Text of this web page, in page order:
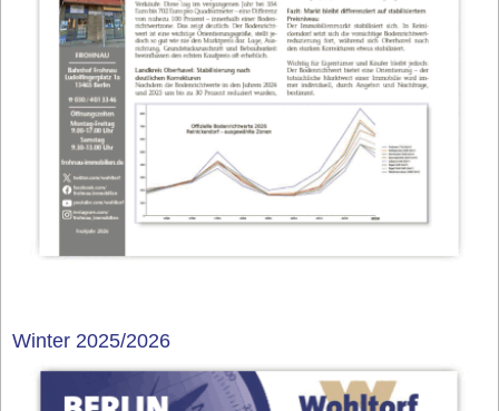
Winter 2025/2026